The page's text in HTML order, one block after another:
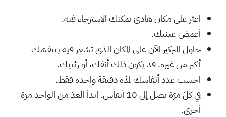
اعثر على مكان هادئ يمكنك الاسترخاء فيه.
أغمض عينيك.
حاول التركيز الآن على المكان الذي تشعر فيه بتنفسّك
أكثر من غيره. قد يكون ذلك أنفك، أو رئتيك.
احسب عدد أنفاسك لمدّة دقيقة واحدة فقط.
في كلّ مرّة تصل إلى 10 أنفاس. ابدأ العدّ من الواحد مرّة
أخرى.